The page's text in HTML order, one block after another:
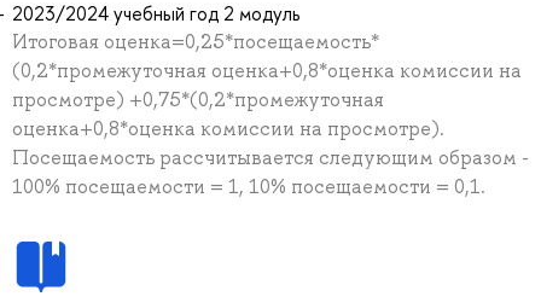
2023/2024 учебный год 2 модуль
Итоговая оценка=0,25*посещаемость*
(0,2*промежуточная оценка+0,8*оценка комиссии на
просмотре) +0,75*(0,2*промежуточная
оценка+0,8*оценка комиссии на просмотре).
Посещаемость рассчитывается следующим образом -
100% посещаемости = 1, 10% посещаемости = 0,1.